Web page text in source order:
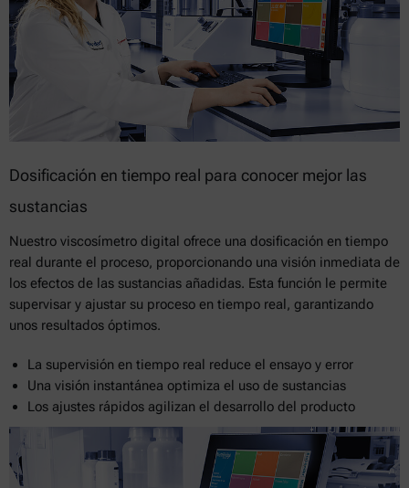
Dosificación en tiempo real para conocer mejor las
sustancias
Nuestro viscosímetro digital ofrece una dosificación en tiempo
real durante el proceso, proporcionando una visión inmediata de
los efectos de las sustancias añadidas. Esta función le permite
supervisar y ajustar su proceso en tiempo real, garantizando
unos resultados óptimos.
La supervisión en tiempo real reduce el ensayo y error
Una visión instantánea optimiza el uso de sustancias
Los ajustes rápidos agilizan el desarrollo del producto